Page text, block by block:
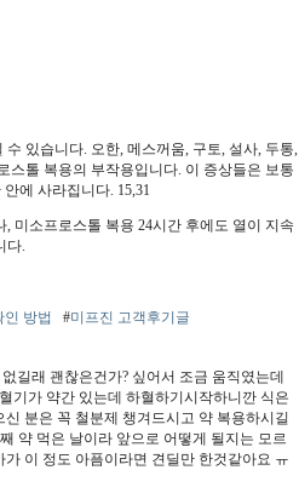
있습니다. 오한, 메스꺼움, 구토, 설사, 두통,
스톨 복용의 부작용입니다. 이 증상들은 보통
에 사라집니다. 15,31
미소프로스톨 복용 24시간 후에도 열이 지속
다.
인 방법 #미프진 고객후기글
길래 괜찮은건가? 싶어서 조금 움직였는데
기가 약간 있는데 하혈하기시작하니깐 식은
분은 꼭 철분제 챙겨드시고 약 복용하시길
약 먹은 날이라 앞으로 어떻게 될지는 모르
이 정도 아픔이라면 견딜만 한것같아요 ㅠ